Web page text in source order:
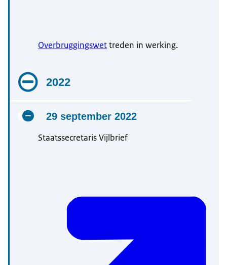
Overbruggingswettreden in werking.
2022
29 september 2022
Staatssecretaris Vijlbrief